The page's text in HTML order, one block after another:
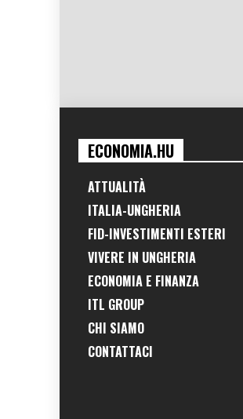
ECONOMIA.HU
ATTUALITÀ
ITALIA-UNGHERIA
FID-INVESTIMENTI ESTERI
VIVERE IN UNGHERIA
ECONOMIA E FINANZA
ITL GROUP
CHI SIAMO
CONTATTACI